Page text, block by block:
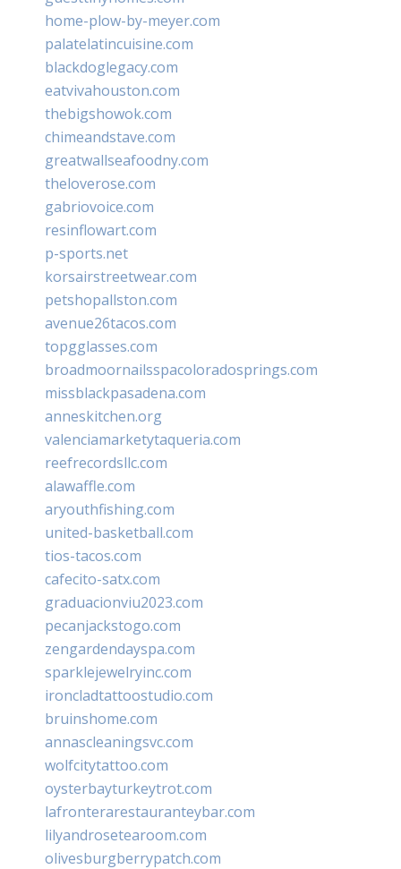
home-plow-by-meyer.com
palatelatincuisine.com
blackdoglegacy.com
eatvivahouston.com
thebigshowok.com
chimeandstave.com
greatwallseafoodny.com
theloverose.com
gabriovoice.com
resinflowart.com
p-sports.net
korsairstreetwear.com
petshopallston.com
avenue26tacos.com
topgglasses.com
broadmoornailsspacoloradosprings.com
missblackpasadena.com
anneskitchen.org
valenciamarketytaqueria.com
reefrecordsllc.com
alawaffle.com
aryouthfishing.com
united-basketball.com
tios-tacos.com
cafecito-satx.com
graduacionviu2023.com
pecanjackstogo.com
zengardendayspa.com
sparklejewelryinc.com
ironcladtattoostudio.com
bruinshome.com
annascleaningsvc.com
wolfcitytattoo.com
oysterbayturkeytrot.com
lafronterarestauranteybar.com
lilyandrosetearoom.com
olivesburgberrypatch.com